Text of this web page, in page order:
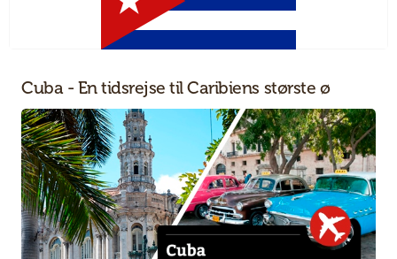
Cuba - En tidsrejse til Caribiens største ø